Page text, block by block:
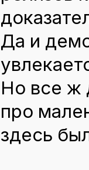
Да и
Но все ж
про
здесь